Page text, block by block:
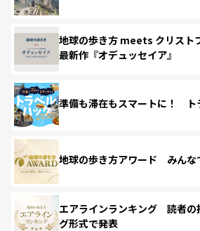
地球の歩き方 meets クリスト
最新作『オデュッセイア』
準備も滞在もスマートに！ ト
地球の歩き方アワード みんな
エアラインランキング 読者の
グ形式で発表